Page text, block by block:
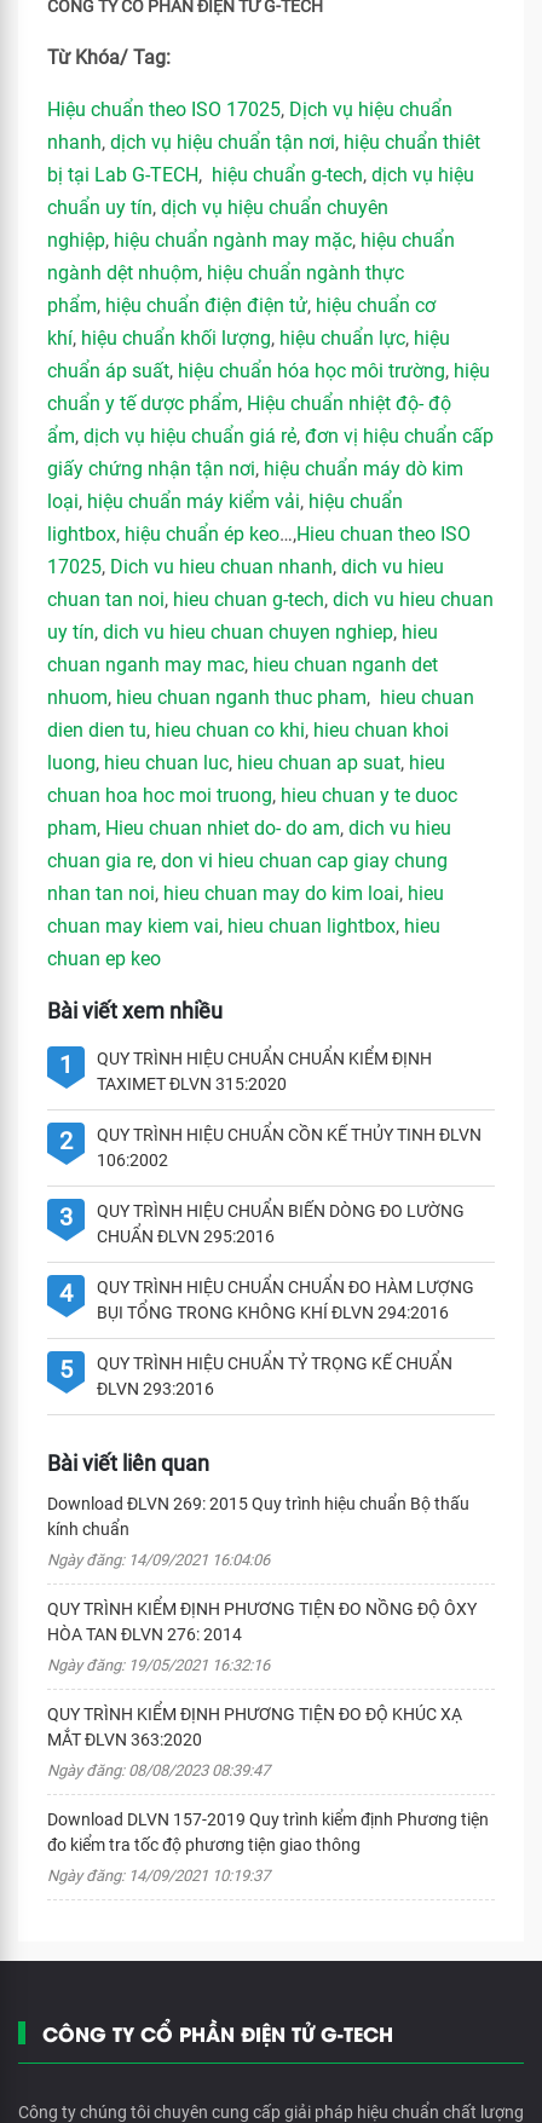
CÔNG TY CỔ PHẦN ĐIỆN TỬ G-TECH
Từ Khóa/ Tag:
Hiệu chuẩn theo ISO 17025, Dịch vụ hiệu chuẩn
nhanh, dịch vụ hiệu chuẩn tận nơi, hiệu chuẩn thiêt
bị tại Lab G-TECH, hiệu chuẩn g-tech, dịch vụ hiệu
chuẩn uy tín, dịch vụ hiệu chuẩn chuyên
nghiệp, hiệu chuẩn ngành may mặc, hiệu chuẩn
ngành dệt nhuộm, hiệu chuẩn ngành thực
phẩm, hiệu chuẩn điện điện tử, hiệu chuẩn cơ
khí, hiệu chuẩn khối lượng, hiệu chuẩn lực, hiệu
chuẩn áp suất, hiệu chuẩn hóa học môi trường, hiệu
chuẩn y tế dược phẩm, Hiệu chuẩn nhiệt độ- độ
ẩm, dịch vụ hiệu chuẩn giá rẻ, đơn vị hiệu chuẩn cấp
giấy chứng nhận tận nơi, hiệu chuẩn máy dò kim
loại, hiệu chuẩn máy kiểm vải, hiệu chuẩn
lightbox, hiệu chuẩn ép keo…,Hieu chuan theo ISO
17025, Dich vu hieu chuan nhanh, dich vu hieu
chuan tan noi, hieu chuan g-tech, dich vu hieu chuan
uy tín, dich vu hieu chuan chuyen nghiep, hieu
chuan nganh may mac, hieu chuan nganh det
nhuom, hieu chuan nganh thuc pham, hieu chuan
dien dien tu, hieu chuan co khi, hieu chuan khoi
luong, hieu chuan luc, hieu chuan ap suat, hieu
chuan hoa hoc moi truong, hieu chuan y te duoc
pham, Hieu chuan nhiet do- do am, dich vu hieu
chuan gia re, don vi hieu chuan cap giay chung
nhan tan noi, hieu chuan may do kim loai, hieu
chuan may kiem vai, hieu chuan lightbox, hieu
chuan ep keo
Bài viết xem nhiều
1
QUY TRÌNH HIỆU CHUẨN CHUẨN KIỂM ĐỊNH
TAXIMET ĐLVN 315:2020
2
QUY TRÌNH HIỆU CHUẨN CỒN KẾ THỦY TINH ĐLVN
106:2002
3
QUY TRÌNH HIỆU CHUẨN BIẾN DÒNG ĐO LƯỜNG
CHUẨN ĐLVN 295:2016
4
QUY TRÌNH HIỆU CHUẨN CHUẨN ĐO HÀM LƯỢNG
BỤI TỔNG TRONG KHÔNG KHÍ ĐLVN 294:2016
5
QUY TRÌNH HIỆU CHUẨN TỶ TRỌNG KẾ CHUẨN
ĐLVN 293:2016
Bài viết liên quan
Download ĐLVN 269: 2015 Quy trình hiệu chuẩn Bộ thấu
kính chuẩn
Ngày đăng: 14/09/2021 16:04:06
QUY TRÌNH KIỂM ĐỊNH PHƯƠNG TIỆN ĐO NỒNG ĐỘ ÔXY
HÒA TAN ĐLVN 276: 2014
Ngày đăng: 19/05/2021 16:32:16
QUY TRÌNH KIỂM ĐỊNH PHƯƠNG TIỆN ĐO ĐỘ KHÚC XẠ
MẮT ĐLVN 363:2020
Ngày đăng: 08/08/2023 08:39:47
Download DLVN 157-2019 Quy trình kiểm định Phương tiện
đo kiểm tra tốc độ phương tiện giao thông
Ngày đăng: 14/09/2021 10:19:37
CÔNG TY CỔ PHẦN ĐIỆN TỬ G-TECH
Công ty chúng tôi chuyên cung cấp giải pháp hiệu chuẩn chất lượng